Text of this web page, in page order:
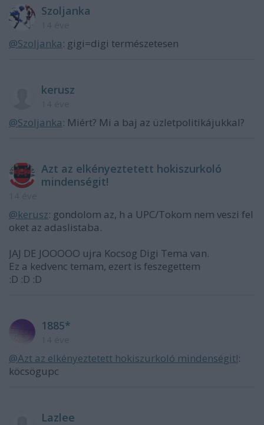
Szoljanka
@Szoljanka: gigi=digi természetesen
kerusz
@Szoljanka: Miért? Mi a baj az üzletpolitikájukkal?
Azt az elkényeztetett hokiszurkoló
mindenségit!
@kerusz: gondolom az, h a UPC/Tokom nem veszi fel
oket az adaslistaba.
JAJ DE JOOOOO ujra Kocsog Digi Tema van.
Ez a kedvenc temam, ezert is feszegettem
:D :D :D
1885*
@Azt az elkényeztetett hokiszurkoló mindenségit!:
köcsögupc
Lazlee